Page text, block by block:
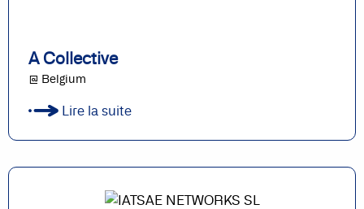
A Collective
@ Belgium
Lire la suite